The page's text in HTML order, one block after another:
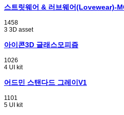
스트릿웨어 & 러브웨어(Lovewear)-
1458
3 3D asset
아이콘3D 글래스모피즘
1026
4 UI kit
어드민 스탠다드 그레이V1
1101
5 UI kit